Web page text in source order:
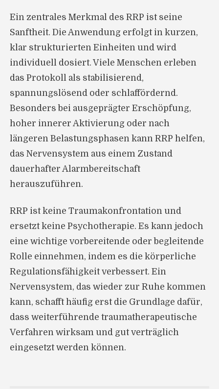
Ein zentrales Merkmal des RRP ist seine
Sanftheit. Die Anwendung erfolgt in kurzen,
klar strukturierten Einheiten und wird
individuell dosiert. Viele Menschen erleben
das Protokoll als stabilisierend,
spannungslösend oder schlaffördernd.
Besonders bei ausgeprägter Erschöpfung,
hoher innerer Aktivierung oder nach
längeren Belastungsphasen kann RRP helfen,
das Nervensystem aus einem Zustand
dauerhafter Alarmbereitschaft
herauszuführen.
RRP ist keine Traumakonfrontation und
ersetzt keine Psychotherapie. Es kann jedoch
eine wichtige vorbereitende oder begleitende
Rolle einnehmen, indem es die körperliche
Regulationsfähigkeit verbessert. Ein
Nervensystem, das wieder zur Ruhe kommen
kann, schafft häufig erst die Grundlage dafür,
dass weiterführende traumatherapeutische
Verfahren wirksam und gut verträglich
eingesetzt werden können.